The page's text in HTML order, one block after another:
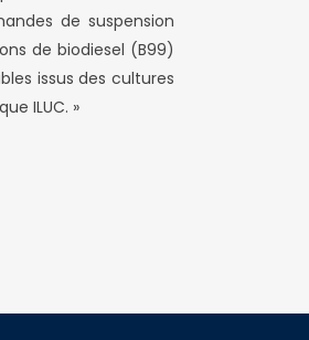
de suspension
de biodiesel (B99)
issus des cultures
ILUC. »